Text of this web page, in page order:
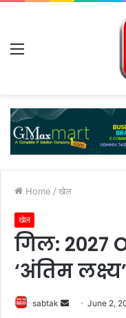
Menu
Home / खेल
खेल
गिल: 2027
‘अंतिम
sabtak
Send June 2,